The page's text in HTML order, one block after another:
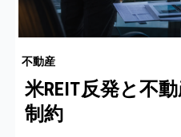
不動産
米REIT反発と不
制約